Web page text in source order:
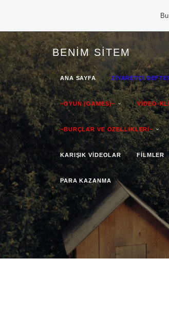
BENIM SITEM
ANA SAYFA ZİYARETÇİ
~OYUN (GAMES)~ VİDEO-
~BURÇLAR VE ÖZELLİKLERİ~
KARIŞIK VİDEOLAR FİLMLER
PARA KAZANMA